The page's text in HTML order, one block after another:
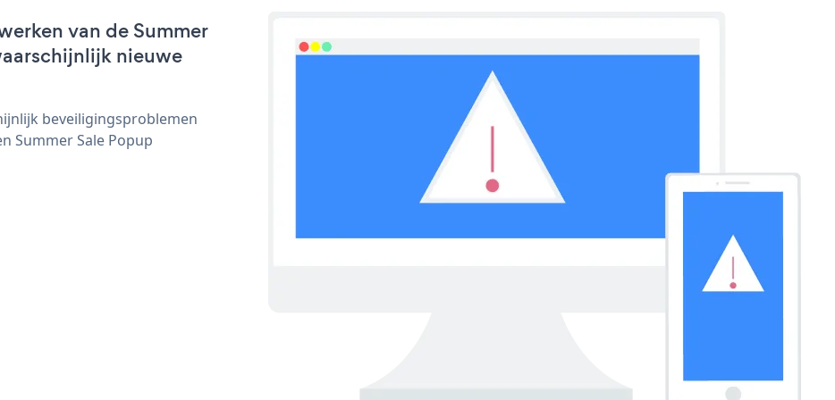
van de Summer
nieuwe
beveiligingsproblemen
Summer Sale Popup